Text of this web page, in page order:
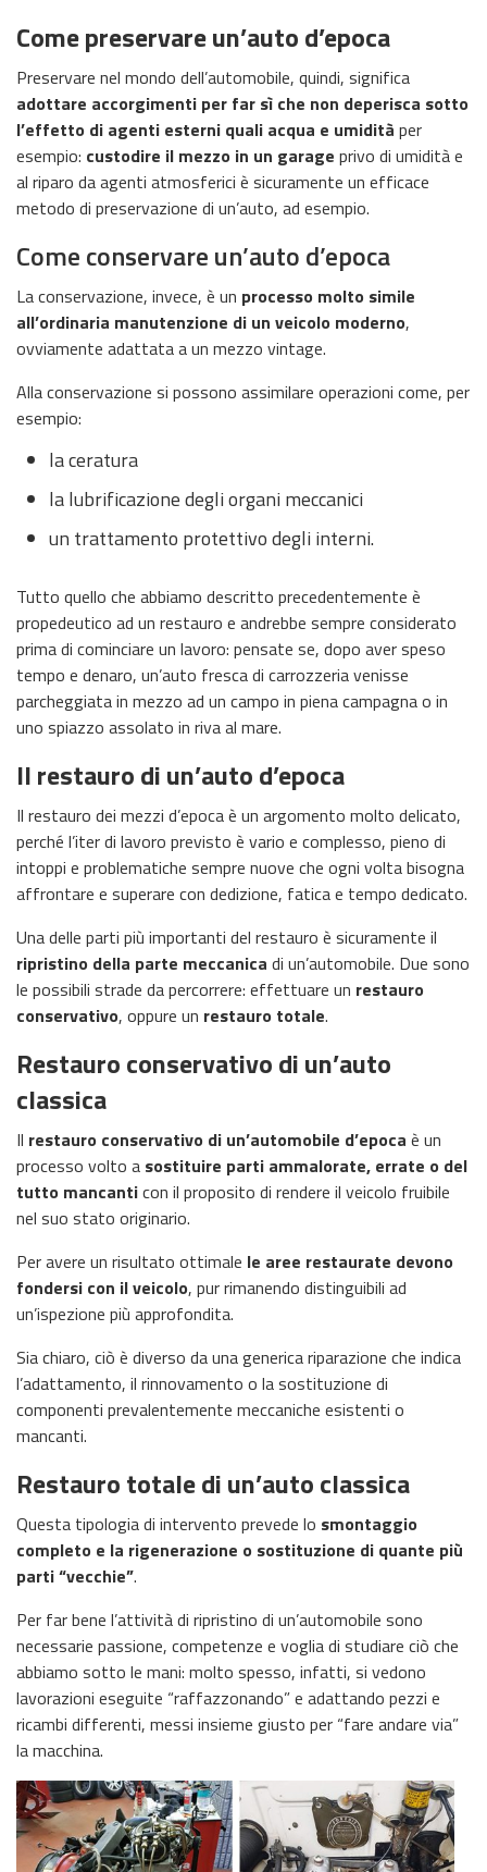
Come preservare un’auto d’epoca
Preservare nel mondo dell’automobile, quindi, significa
adottare accorgimenti per far sì che non deperisca sotto
l’effetto di agenti esterni quali acqua e umidità per
esempio: custodire il mezzo in un garage privo di umidità e
al riparo da agenti atmosferici è sicuramente un efficace
metodo di preservazione di un’auto, ad esempio.
Come conservare un’auto d’epoca
La conservazione, invece, è un processo molto simile
all’ordinaria manutenzione di un veicolo moderno,
ovviamente adattata a un mezzo vintage.
Alla conservazione si possono assimilare operazioni come, per
esempio:
la ceratura
la lubrificazione degli organi meccanici
un trattamento protettivo degli interni.
Tutto quello che abbiamo descritto precedentemente è
propedeutico ad un restauro e andrebbe sempre considerato
prima di cominciare un lavoro: pensate se, dopo aver speso
tempo e denaro, un’auto fresca di carrozzeria venisse
parcheggiata in mezzo ad un campo in piena campagna o in
uno spiazzo assolato in riva al mare.
Il restauro di un’auto d’epoca
Il restauro dei mezzi d’epoca è un argomento molto delicato,
perché l’iter di lavoro previsto è vario e complesso, pieno di
intoppi e problematiche sempre nuove che ogni volta bisogna
affrontare e superare con dedizione, fatica e tempo dedicato.
Una delle parti più importanti del restauro è sicuramente il
ripristino della parte meccanica di un’automobile. Due sono
le possibili strade da percorrere: effettuare un restauro
conservativo, oppure un restauro totale.
Restauro conservativo di un’auto
classica
Il restauro conservativo di un’automobile d’epoca è un
processo volto a sostituire parti ammalorate, errate o del
tutto mancanticon il proposito di rendere il veicolo fruibile
nel suo stato originario.
Per avere un risultato ottimale le aree restaurate devono
fondersi con il veicolo, pur rimanendo distinguibili ad
un’ispezione più approfondita.
Sia chiaro, ciò è diverso da una generica riparazione che indica
l’adattamento, il rinnovamento o la sostituzione di
componenti prevalentemente meccaniche esistenti o
mancanti.
Restauro totale di un’auto classica
Questa tipologia di intervento prevede lo smontaggio
completo e la rigenerazione o sostituzione di quante più
parti “vecchie”.
Per far bene l’attività di ripristino di un’automobile sono
necessarie passione, competenze e voglia di studiare ciò che
abbiamo sotto le mani: molto spesso, infatti, si vedono
lavorazioni eseguite “raffazzonando” e adattando pezzi e
ricambi differenti, messi insieme giusto per “fare andare via”
la macchina.